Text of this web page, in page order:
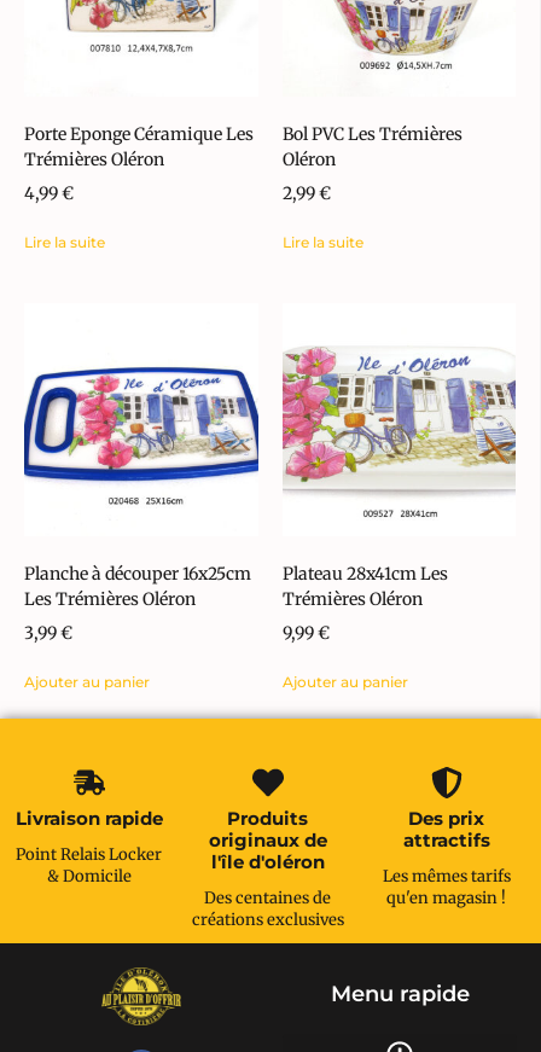
Porte Eponge Céramique Les
Trémières Oléron
4,99€
Lire la suite
Bol PVC Les Trémières
Oléron
2,99€
Lire la suite
Planche à découper 16x25cm
Les Trémières Oléron
3,99€
Ajouter au panier
Plateau 28x41cm Les
Trémières Oléron
9,99€
Ajouter au panier
Livraison rapide
Point Relais Locker
& Domicile
Produits
originaux de
l'île d'oléron
Des centaines de
créations exclusives
Des prix
attractifs
Les mêmes tarifs
qu'en magasin !
Menu rapide